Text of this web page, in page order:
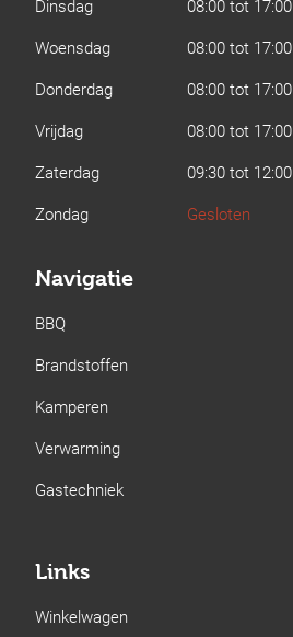
Dinsdag
08:00 tot 17:00
Woensdag
08:00 tot 17:00
Donderdag
08:00 tot 17:00
Vrijdag
08:00 tot 17:00
Zaterdag
09:30 tot 12:00
Zondag
Gesloten
Navigatie
BBQ
Brandstoffen
Kamperen
Verwarming
Gastechniek
Links
Winkelwagen